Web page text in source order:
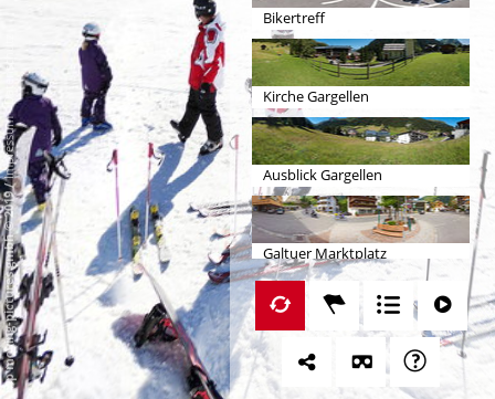
Bikertreff
Kirche Gargellen
Ausblick Gargellen
Galtuer Marktplatz
Freilichtbühnen Silbertal
mp moving-pictures gmbh © 2019
/
Impressum
-
Datenschutz